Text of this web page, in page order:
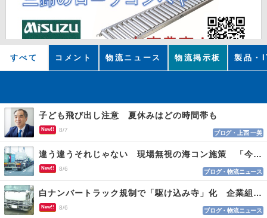
すべて コメント 物流ニュース 物流掲示板 製品・
子ども飛び出し注意 夏休みはどの時間帯も
New!! 8/7 ブログ・上西 一美
違う違うそれじゃない 現場無視の海コン施策 「今でも平均２～３時間は待つ」
New!! 8/6 ブログ・物流ニュース
白ナンバートラック規制で「駆け込み寺」化 企業組合が入会基準を見直しへ
New!! 8/6 ブログ・物流ニュース